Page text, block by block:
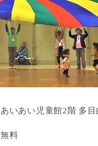
あいあい児童館2階 多
無料